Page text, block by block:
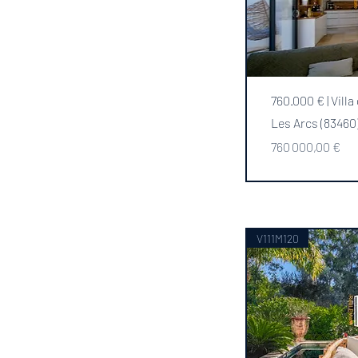
760.000 € | Villa
Les Arcs
Prix
760 000,00 €
V111M120